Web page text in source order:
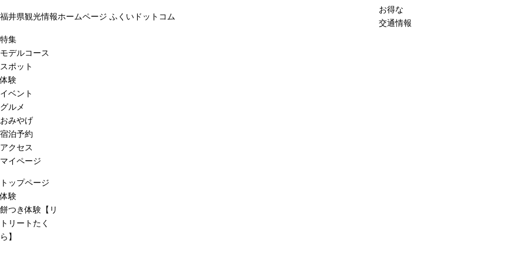
福井県観光情報ホームページ ふくいドットコム
お得な
交通情報
特集
モデルコース
スポット
体験
イベント
グルメ
おみやげ
宿泊予約
アクセス
マイページ
トップページ
体験
餅つき体験【リ
トリートたく
ら】